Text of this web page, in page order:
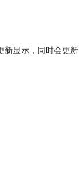
新显示，同时会更